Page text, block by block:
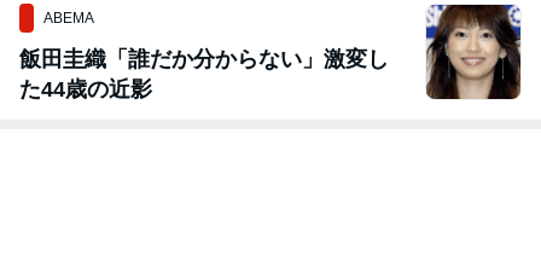
ABEMA
飯田圭織「誰だか分からない」激変し
た44歳の近影